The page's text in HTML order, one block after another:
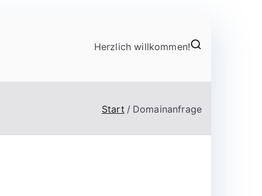
Herzlich willkommen!
Start Domainanfrage